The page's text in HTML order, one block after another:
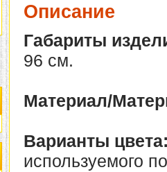
Описание
Габариты
96 см.
Материал/
Варианты
используемого